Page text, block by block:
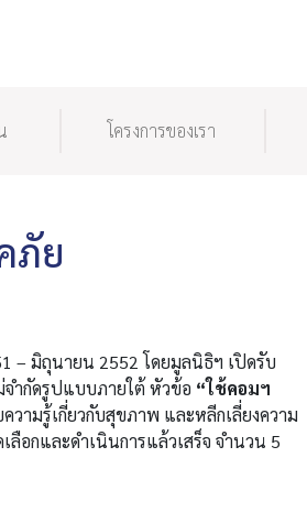
โครงการของเรา
ภัย
– มิถุนายน 2552 โดยมูลนิธิฯ เปิดรับ
จำกัดรูปแบบภายใต้ หัวข้อ “ใช้คอมฯ
วามรู้เกี่ยวกับสุขภาพ และหลีกเลี่ยงความ
ลือกและดำเนินการแล้วเสร็จ จำนวน 5